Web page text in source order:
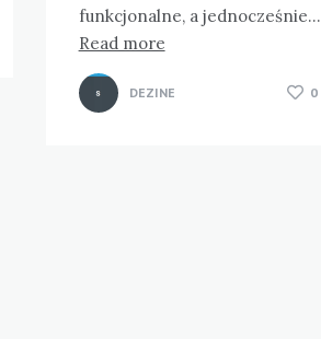
funkcjonalne, a jednocześnie…
Read more
DEZINE 0